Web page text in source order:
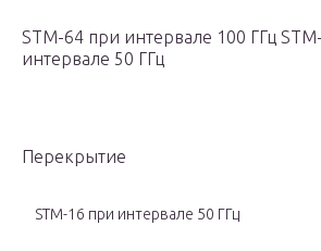
STM-64 при интервале 100 ГГц
интервале 50 ГГц
Перекрытие
STM-16 при интервале 50 ГГц